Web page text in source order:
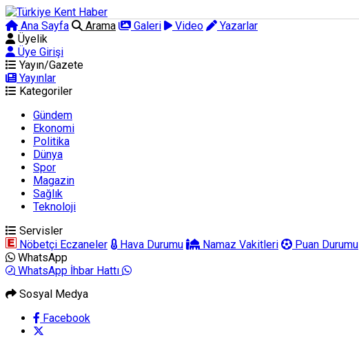
Ana Sayfa Arama Galeri Video
Yazarlar
Üyelik
Üye Girişi
Yayın/Gazete
Yayınlar
Kategoriler
Gündem
Ekonomi
Politika
Dünya
Spor
Magazin
Sağlık
Teknoloji
Servisler
Nöbetçi Eczaneler
Hava Durumu Namaz Vakitleri
Puan Durumu
WhatsApp
WhatsApp İhbar Hattı
Sosyal Medya
Facebook